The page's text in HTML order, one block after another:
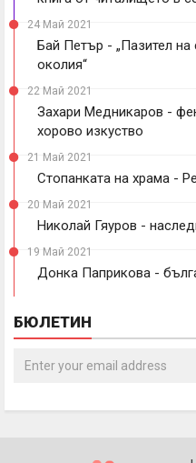
24 Май 2021
Бай Петър - „Пазител
околия“
22 Май 2021
Захари Медникаров -
хорово изкуство
21 Май 2021
Стопанката на храма -
20 Май 2021
Николай Гяуров -
19 Май 2021
Донка Паприкова -
БЮЛЕТИН